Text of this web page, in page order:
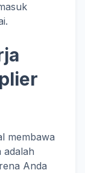
membawa
adalah
Anda